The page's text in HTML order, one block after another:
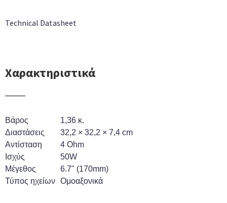
Technical Datasheet
Χαρακτηριστικά
Βάρος
1,36 κ.
Διαστάσεις
32,2 × 32,2 × 7,4 cm
Αντίσταση
4 Ohm
Ισχύς
50W
Μέγεθος
6.7" (170mm)
Τύπος ηχείων Ομοαξονικά